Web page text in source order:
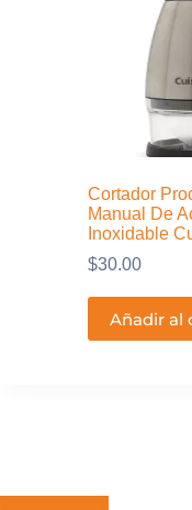
Cortador
Manual De
Inoxidable
$30.00
Añadir al